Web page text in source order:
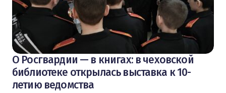
О Росгвардии — в книгах: в чеховской
библиотеке открылась выставка к 10-
летию ведомства